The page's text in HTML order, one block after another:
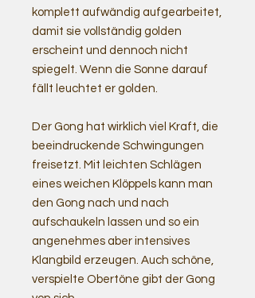
komplett aufwändig aufgearbeitet,
damit sie vollständig golden
erscheint und dennoch nicht
spiegelt. Wenn die Sonne darauf
fällt leuchtet er golden.
Der Gong hat wirklich viel Kraft, die
beeindruckende Schwingungen
freisetzt. Mit leichten Schlägen
eines weichen Klöppels kann man
den Gong nach und nach
aufschaukeln lassen und so ein
angenehmes aber intensives
Klangbild erzeugen. Auch schöne,
verspielte Obertöne gibt der Gong